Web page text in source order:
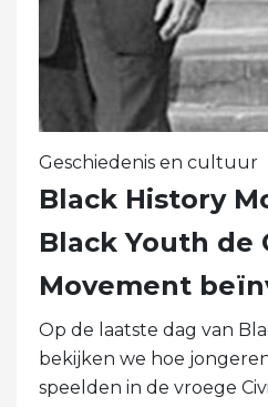
Geschiedenis en cultuur
Black History
Black Youth de
Movement
Op de laatste dag van
bekijken we hoe
speelden in de vroege